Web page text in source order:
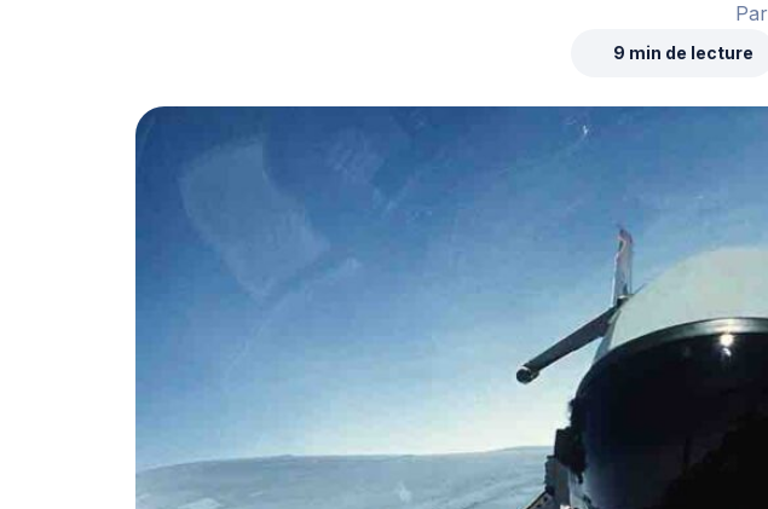
Par
9 min de lecture